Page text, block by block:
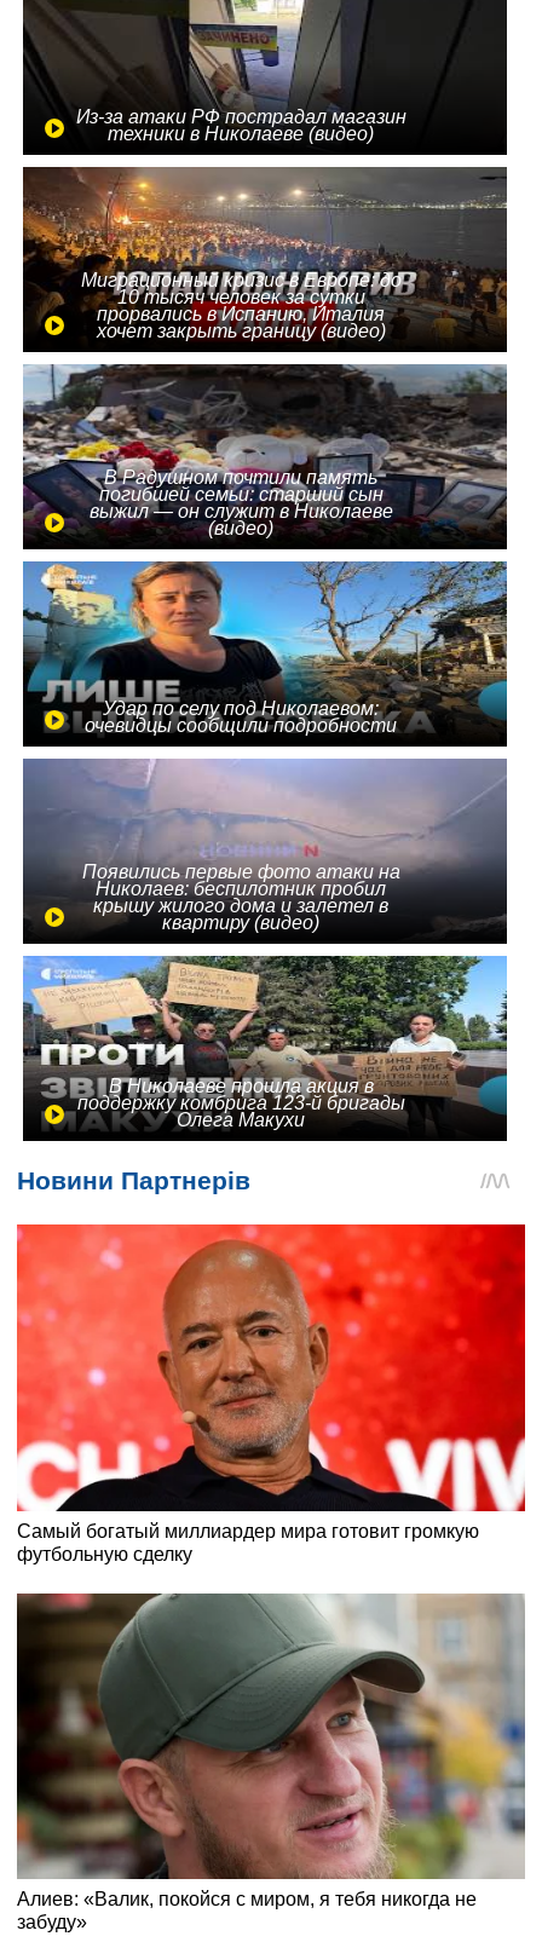
Из-за атаки РФ пострадал магазин
техники в Николаеве (видео)
Миграционный кризис в Европе: до
10 тысяч человек за сутки
прорвались в Испанию, Италия
хочет закрыть границу (видео)
В Радушном почтили память
погибшей семьи: старший сын
выжил — он служит в Николаеве
(видео)
Удар по селу под Николаевом:
очевидцы сообщили подробности
Появились первые фото атаки на
Николаев: беспилотник пробил
крышу жилого дома и залетел в
квартиру (видео)
В Николаеве прошла акция в
поддержку комбрига 123-й бригады
Олега Макухи